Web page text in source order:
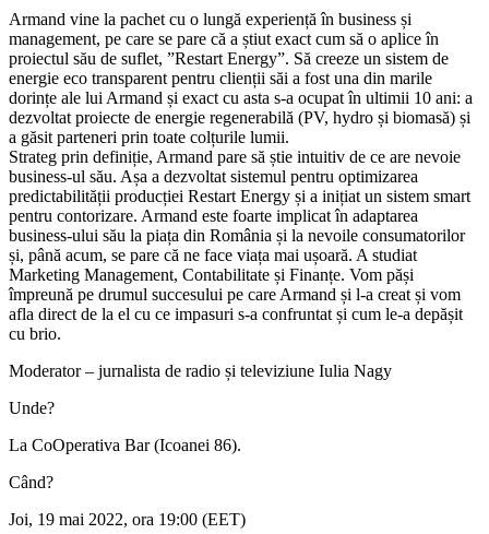
Armand vine la pachet cu o lungă experiență în business și
management, pe care se pare că a știut exact cum să o aplice în
proiectul său de suflet, ”Restart Energy”. Să creeze un sistem de
energie eco transparent pentru clienții săi a fost una din marile
dorințe ale lui Armand și exact cu asta s-a ocupat în ultimii 10 ani: a
dezvoltat proiecte de energie regenerabilă (PV, hydro și biomasă) și
a găsit parteneri prin toate colțurile lumii.
Strateg prin definiție, Armand pare să știe intuitiv de ce are nevoie
business-ul său. Așa a dezvoltat sistemul pentru optimizarea
predictabilității producției Restart Energy și a inițiat un sistem smart
pentru contorizare. Armand este foarte implicat în adaptarea
business-ului său la piața din România și la nevoile consumatorilor
și, până acum, se pare că ne face viața mai ușoară. A studiat
Marketing Management, Contabilitate și Finanțe. Vom păși
împreună pe drumul succesului pe care Armand și l-a creat și vom
afla direct de la el cu ce impasuri s-a confruntat și cum le-a depășit
cu brio.
Moderator – jurnalista de radio și televiziune Iulia Nagy
Unde?
La CoOperativa Bar (Icoanei 86).
Când?
Joi, 19 mai 2022, ora 19:00 (EET)